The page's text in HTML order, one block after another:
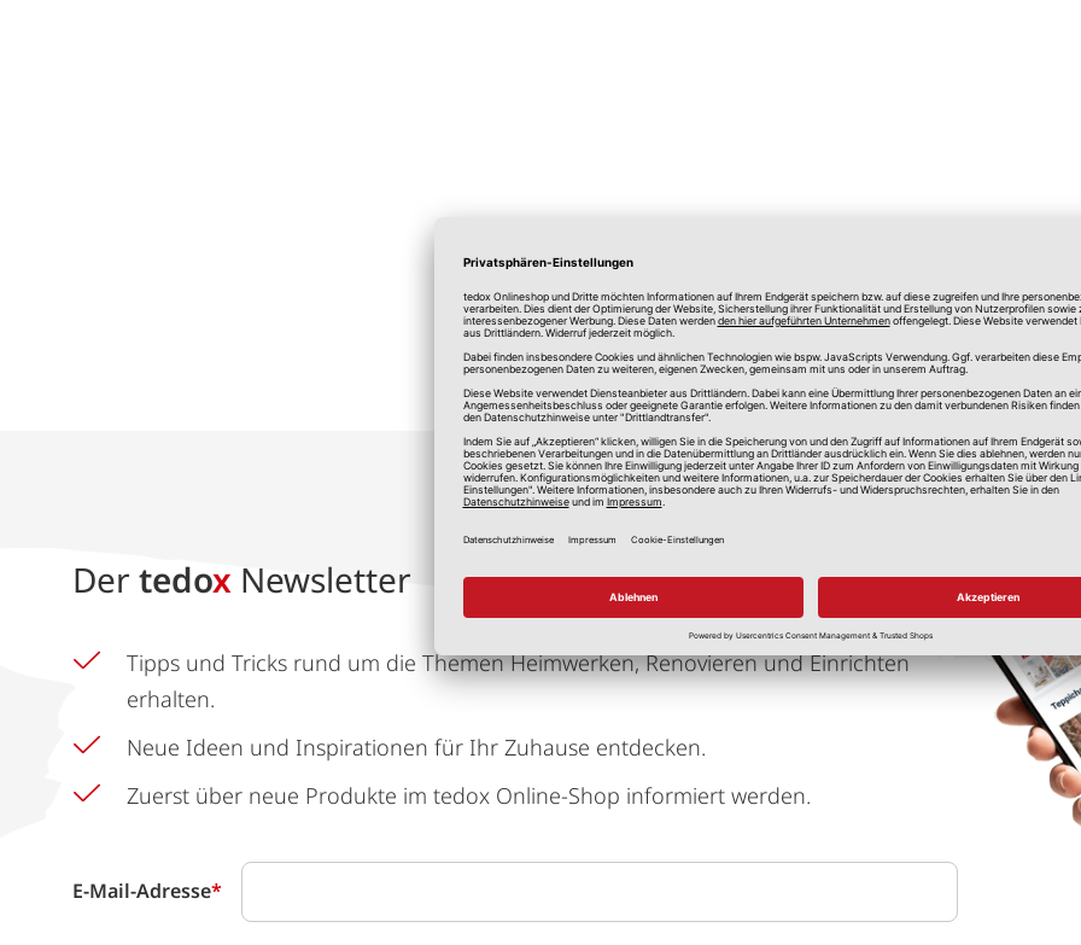
*Alle Preise in Euro, inkl. gesetzlicher Mehrwertsteuer, zzgl.
Der tedox Newsletter
Tipps und Tricks rund um die Themen Heimwerken, Renovieren und Einrichten
erhalten.
Neue Ideen und Inspirationen für Ihr Zuhause entdecken.
Zuerst über neue Produkte im tedox Online-Shop informiert werden.
E-Mail-Adresse*